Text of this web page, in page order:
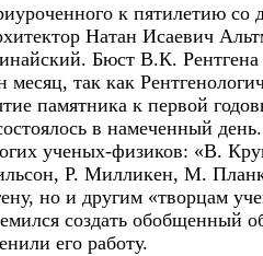
к пятилетию со
Натан Исаевич
Бюст В.К. Рентгена
месяц, так как
памятника к первой
в намеченный
ученых-физиков: «В.
Р. Милликен, М.
но и другим «творцам
создать обобщенный
его работу.